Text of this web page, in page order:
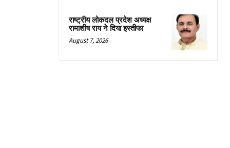
राष्ट्रीय लोकदल प्रदेश अध्यक्ष
रामाशीष राय ने दिया इस्तीफा
August 7, 2026